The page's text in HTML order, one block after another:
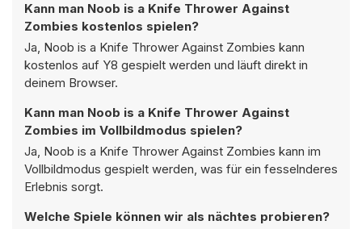
Kann man Noob is a Knife Thrower Against
Zombies kostenlos spielen?
Ja, Noob is a Knife Thrower Against Zombies kann
kostenlos auf Y8 gespielt werden und läuft direkt in
deinem Browser.
Kann man Noob is a Knife Thrower Against
Zombies im Vollbildmodus spielen?
Ja, Noob is a Knife Thrower Against Zombies kann im
Vollbildmodus gespielt werden, was für ein fesselnderes
Erlebnis sorgt.
Welche Spiele können wir als nächtes probieren?